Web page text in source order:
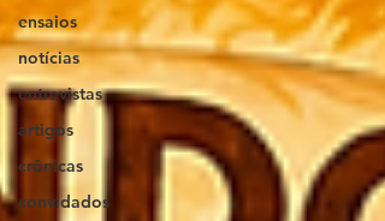
ensaios
notícias
entrevistas
artigos
crônicas
convidados